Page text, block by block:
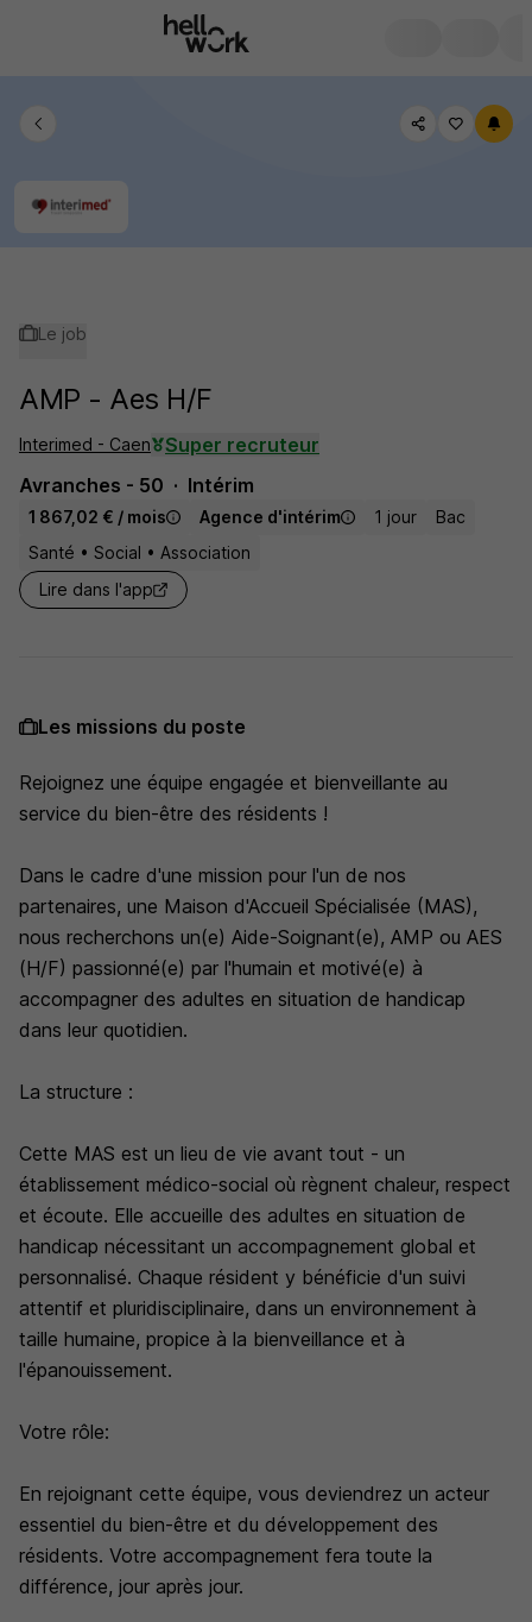
Le job
AMP - Aes H/F
Interimed - Caen
Super recruteur
Avranches - 50
Intérim
1 867,02 € / mois Agence d'intérim 1 jour
Bac
Santé • Social • Association
Lire dans l'app
Les missions du poste
Rejoignez une équipe engagée et bienveillante au
service du bien-être des résidents !
Dans le cadre d'une mission pour l'un de nos
partenaires, une Maison d'Accueil Spécialisée (MAS),
nous recherchons un(e) Aide-Soignant(e), AMP ou AES
(H/F) passionné(e) par l'humain et motivé(e) à
accompagner des adultes en situation de handicap
dans leur quotidien.
La structure :
Cette MAS est un lieu de vie avant tout - un
établissement médico-social où règnent chaleur, respect
et écoute. Elle accueille des adultes en situation de
handicap nécessitant un accompagnement global et
personnalisé. Chaque résident y bénéficie d'un suivi
attentif et pluridisciplinaire, dans un environnement à
taille humaine, propice à la bienveillance et à
l'épanouissement.
Votre rôle:
En rejoignant cette équipe, vous deviendrez un acteur
essentiel du bien-être et du développement des
résidents. Votre accompagnement fera toute la
différence, jour après jour.